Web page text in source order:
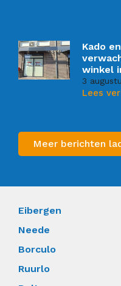
Kado
winkel
3
Lees
Meer berichten
Eibergen
Neede
Borculo
Ruurlo